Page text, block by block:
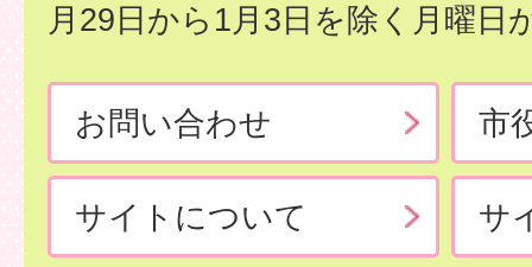
月29日から1月3日を除く月曜日
お問い合わせ 市
サイトについて サ